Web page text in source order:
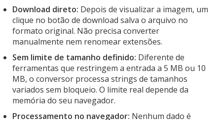
Download direto: Depois de visualizar a imagem, um
clique no botão de download salva o arquivo no
formato original. Não precisa converter
manualmente nem renomear extensões.
Sem limite de tamanho definido: Diferente de
ferramentas que restringem a entrada a 5 MB ou 10
MB, o conversor processa strings de tamanhos
variados sem bloqueio. O limite real depende da
memória do seu navegador.
Processamento no navegador: Nenhum dado é